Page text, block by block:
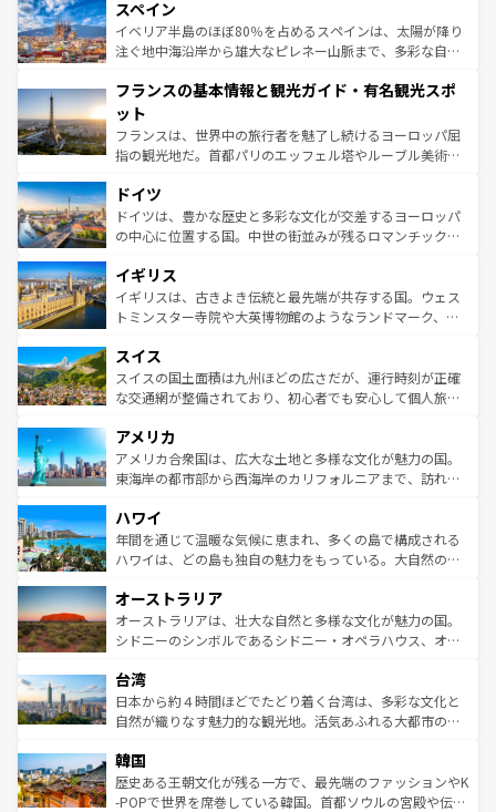
ろん、トスカーナの美しい田園風景やアマルフィ海岸の絶
景など、自然景観も見逃せない。観光の合間には、本場の
ピザやパスタなど、絶品のイタリア料理を堪能することも
ませてくれるイタリアで、忘れられない旅をしてみよう！
なお、新着のイタリア情報は
しい。
スペイン
イベリア半島のほぼ80％を占めるスペインは、太陽が降り
注ぐ地中海沿岸から雄大なピレネー山脈まで、多彩な自然
文化が根付くこの国では、情熱的なフラメンコ、熱気あふ
れる闘牛、そして美味しいタパスが生活の一部となってい
る。首都マドリードの洗練された雰囲気や、バルセロナの
アートに溢れた街角から、地方では古代ローマ遺跡や中世
せる。地方によって風土や気候が異なるスペインはその個
性で訪れる人を魅了する。 なお、新着のスペイン情報は コ
ンテンツ一覧を参照してほしい。
フランスの基本情報と観光ガイド・有名観光スポ
ット
フランスは、世界中の旅行者を魅了し続けるヨーロッパ屈
指の観光地だ。首都パリのエッフェル塔やルーブル美術館
で、幅広い魅力が詰まっている。華麗な宮殿、歴史的な大
聖堂、美しいビーチ、そして豊かな自然が、訪れる者を心
から魅了する。また、フランスは美食の国としても知ら
いる。シャンパンの発祥地であるランス、プロヴァンスの
香り高いラベンダー畑など、多彩な楽しみ方が可能だ。さ
らに、パリ以外の地域にも魅力が溢れており、どの街角に
れる地方に足を運ぶとそれぞれで全く異なる文化を体験で
きるだろう。 なお、新着のフランス情報はコンテンツ一覧
を参照してほしい。
ドイツ
ドイツは、豊かな歴史と多彩な文化が交差するヨーロッパ
の中心に位置する国。中世の街並みが残るロマンチック街
顔を持つこの国は、どこを歩いても飽きることがない。ベ
ルリンの文化的活気、バイエルン州のアルプスの絶景、そ
してライン川沿いのワイン畑といった風景は必見。ビール
は、お酒好きな人にはぜひ体験してほしい。 なお、新着の
ドイツ情報はコンテンツ一覧を参照してほしい。
イギリス
イギリスは、古きよき伝統と最先端が共存する国。ウェス
トミンスター寺院や大英博物館のようなランドマーク、歴
リアごとに異なる魅力がある。また、優雅なアフタヌーン
ティー、ビール好きにはたまらない英国パブ、サッカー観
戦など、本場だからこそできる体験も豊富。イギリスを旅
ンツ一覧を参照してほしい。
スイス
スイスの国土面積は九州ほどの広さだが、運行時刻が正確
な交通網が整備されており、初心者でも安心して個人旅行
の建物がそのまま残る町や、スイスならではのユニークな
博物館もあり、アルプス観光だけでなく町歩きも満喫する
ことができる。国民の所得が高いため物価も高いが、旅行
ば市内交通費無料で観光を楽しむこともできる。 なお、新
着のスイス情報はコンテンツ一覧 を参照してほしい。
アメリカ
アメリカ合衆国は、広大な土地と多様な文化が魅力の国。
東海岸の都市部から西海岸のカリフォルニアまで、訪れる
のような巨大都市は、観光、ショッピング、エンターテイ
ンメントが詰まった刺激的なスポットだ。一方、アメリカ
西部には大自然が広がり、グランドキャニオンやイエロー
部のニューオーリンズでは、音楽と美食が融合した独特の
文化が魅力。旅行者はアメリカの各地域で異なる魅力を楽
しみながら、その多様性と豊かな歴史を感じることができ
ならではの贅沢な旅のスタイルだ。 なお、新着のアメリカ
情報はコンテンツ一覧を参照してほしい。
ハワイ
年間を通じて温暖な気候に恵まれ、多くの島で構成される
ハワイは、どの島も独自の魅力をもっている。大自然の神
ワイ島は見逃せない。また、定番の観光地といえばオアフ
島だが、静かな自然を求めるならマウイ島やカウアイ島が
おすすめ。エメラルドグリーンに輝く海をはじめ、豊かな
れるおもてなしの心で訪れる人々を迎えてくれるハワイの
人々、おいしいローカルフードやハワイアンミュージッ
ク、伝統的なフラダンスなど、すべてがハワイの魅力を彩
ワイを、存分に味わってほしい。 なお、新着のハワイ情報
はコンテンツ一覧を参照してほしい。
オーストラリア
オーストラリアは、壮大な自然と多様な文化が魅力の国。
シドニーのシンボルであるシドニー・オペラハウス、オー
リアリーフや大陸中央部にそびえるウルル（エアーズロッ
ク）、タスマニアの美しい原生林やケアンズの熱帯雨林な
ど、見どころがたくさん。また、カフェやワイン、オージ
いる。アクティビティも充実しており、サーフィンやダイ
ビング、ハイキングなど、アウトドア好きにはたまらな
い。オーストラリアの多彩な魅力を存分に味わいつくそ
台湾
日本から約４時間ほどでたどり着く台湾は、多彩な文化と
自然が織りなす魅力的な観光地。活気あふれる大都市の台
ン）、静ひつな山岳地帯である台湾東部など、都市の喧騒
と山間の静けさが共存しており、訪れる人に新しい発見と
驚きをもたらしてくれる。また、奥深い台湾の食文化も魅
韓国
歴史ある王朝文化が残る一方で、最先端のファッションやK
-POPで世界を席巻している韓国。首都ソウルの宮殿や伝統